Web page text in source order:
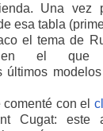
Una vez
esa tabla
el tema de
en el que
últimos
con el
Cugat: este